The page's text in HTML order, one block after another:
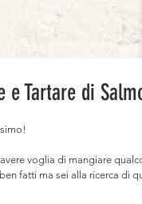
e Tartare di
voglia di mangiare
fatti ma sei alla ricerca di